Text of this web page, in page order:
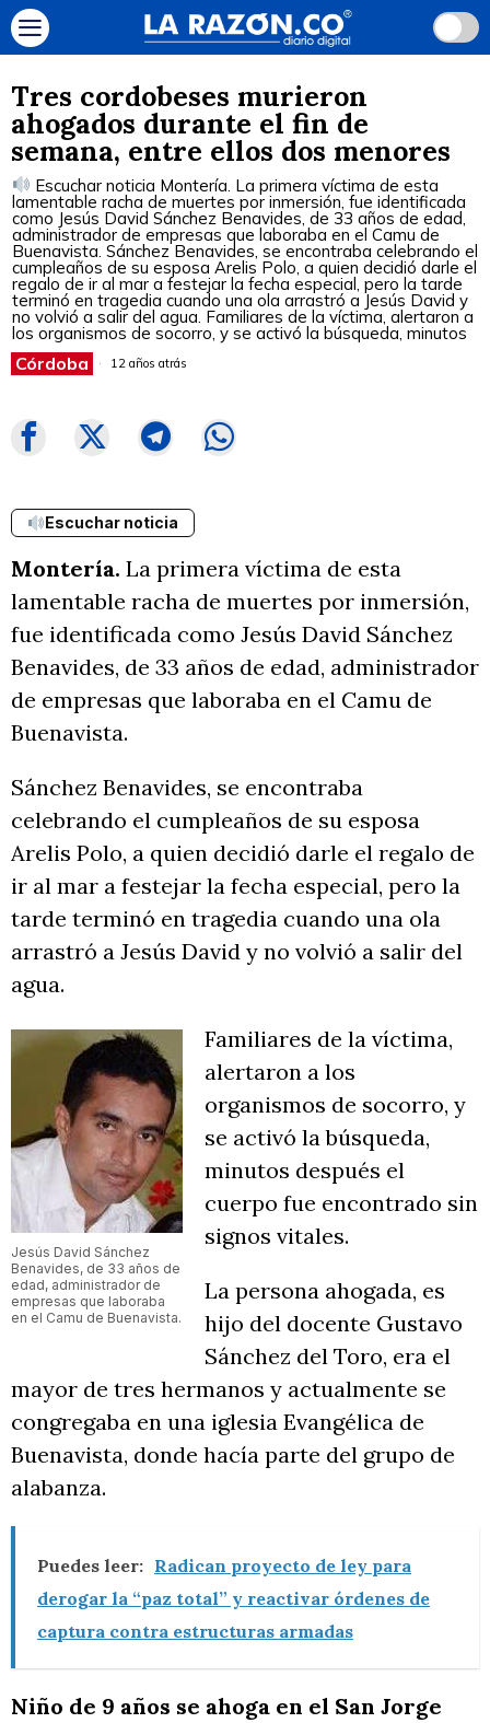
Tres cordobeses murieron
ahogados durante el fin de
semana, entre ellos dos menores
Escuchar noticia Montería. La primera víctima de esta
lamentable racha de muertes por inmersión, fue identificada
como Jesús David Sánchez Benavides, de 33 años de edad,
administrador de empresas que laboraba en el Camu de
Buenavista. Sánchez Benavides, se encontraba celebrando el
cumpleaños de su esposa Arelis Polo, a quien decidió darle el
regalo de ir al mar a festejar la fecha especial, pero la tarde
terminó en tragedia cuando una ola arrastró a Jesús David y
no volvió a salir del agua. Familiares de la víctima, alertaron a
los organismos de socorro, y se activó la búsqueda, minutos
Córdoba 12 años atrás
Escuchar noticia
Montería. La primera víctima de esta
lamentable racha de muertes por inmersión,
fue identificada como Jesús David Sánchez
Benavides, de 33 años de edad, administrador
de empresas que laboraba en el Camu de
Buenavista.
Sánchez Benavides, se encontraba
celebrando el cumpleaños de su esposa
Arelis Polo, a quien decidió darle el regalo de
ir al mar a festejar la fecha especial, pero la
tarde terminó en tragedia cuando una ola
arrastró a Jesús David y no volvió a salir del
agua.
Jesús David Sánchez
Benavides, de 33 años de
edad, administrador de
empresas que laboraba
en el Camu de Buenavista.
Familiares de la víctima,
alertaron a los
organismos de socorro, y
se activó la búsqueda,
minutos después el
cuerpo fue encontrado sin
signos vitales.
La persona ahogada, es
hijo del docente Gustavo
Sánchez del Toro, era el
mayor de tres hermanos y actualmente se
congregaba en una iglesia Evangélica de
Buenavista, donde hacía parte del grupo de
alabanza.
Puedes leer: Radican proyecto de ley para
derogar la “paz total” y reactivar órdenes de
captura contra estructuras armadas
Niño de 9 años se ahoga en el San Jorge